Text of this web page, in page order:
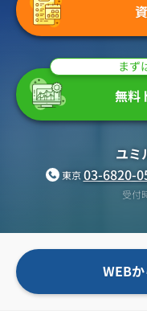
SNSプロモーション支援事
（当社グループ企
まず
無料
ユミ
東京03-6820-
受付
WEB